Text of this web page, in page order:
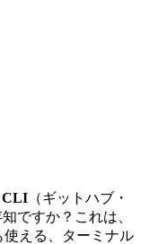
CLI （ギットハブ・
ですか？これは、
える、ターミナル